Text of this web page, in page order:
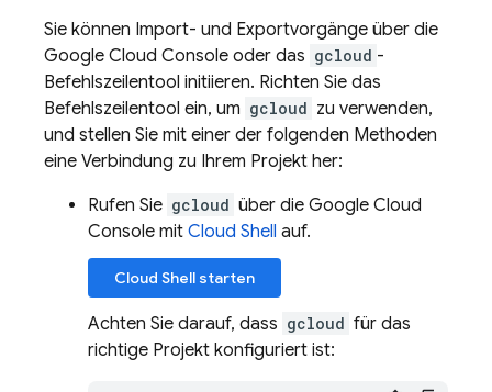
Sie können Import- und Exportvorgänge über die
Google Cloud Console oder das gcloud -
Befehlszeilentool initiieren. Richten Sie das
Befehlszeilentool ein, um gcloud zu verwenden,
und stellen Sie mit einer der folgenden Methoden
eine Verbindung zu Ihrem Projekt her:
Rufen Sie gcloud über die Google Cloud
Console mit Cloud Shell auf.
Cloud Shell starten
Achten Sie darauf, dass gcloud für das
richtige Projekt konfiguriert ist: